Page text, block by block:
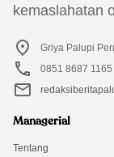
kemaslahatan
Griya Palupi
0851 8687 1165
Managerial
Tentang